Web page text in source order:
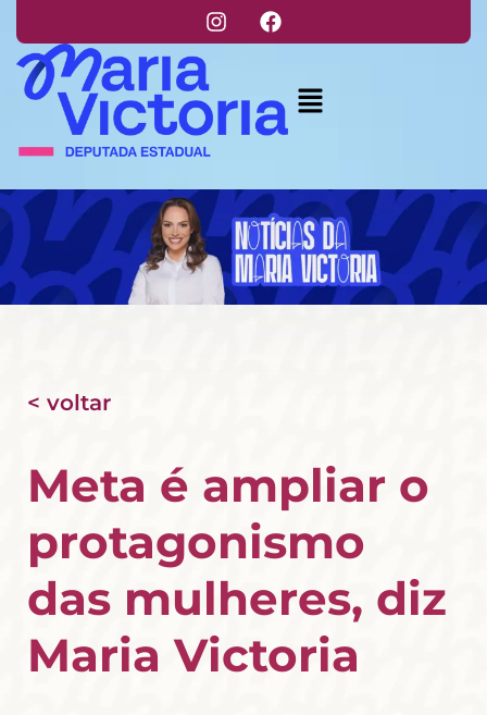
< voltar
Meta é ampliar o
protagonismo
das mulheres, diz
Maria Victoria